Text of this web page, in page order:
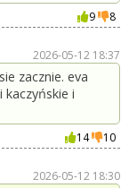
9
8
2026-05-12 18:37
zacznie. eva
kaczyńskie i
14
10
2026-05-12 18:30